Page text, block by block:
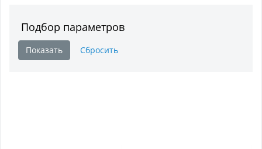
Подбор параметров